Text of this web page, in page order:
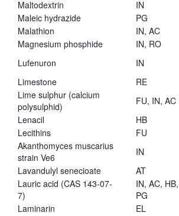
Maltodextrin
IN
Maleic hydrazide
PG
Malathion
IN, AC
Magnesium phosphide
IN, RO
Lufenuron
IN
Limestone
RE
Lime sulphur (calcium
polysulphid)
FU, IN, AC
Lenacil
HB
Lecithins
FU
Akanthomyces muscarius
strain Ve6
IN
Lavandulyl senecioate
AT
Lauric acid (CAS 143-07-
7)
IN, AC, HB,
PG
Laminarin
EL